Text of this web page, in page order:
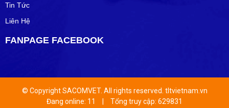
Tin Tức
Liên Hệ
FANPAGE FACEBOOK
© Copyright SACOMVET. All rights reserved. tltvietnam.vn
Đang online: 11
Tổng truy cập: 629831